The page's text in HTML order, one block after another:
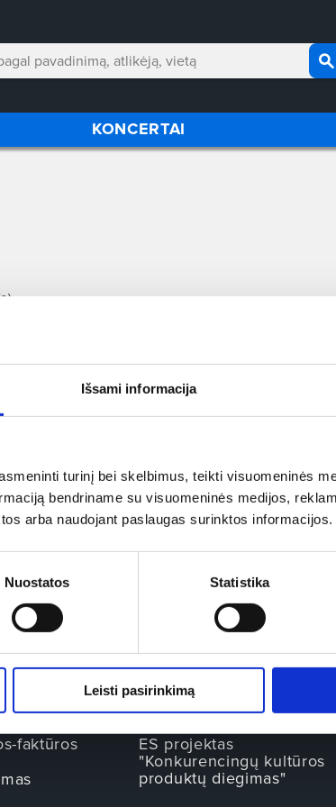
Išsami informacija
turinį bei skelbimus, teikti visuomeninės
bendriname su visuomeninės medijos,
arba naudojant paslaugas surinktos informacijos.
Nuostatos Statistika
Leisti pasirinkimą
KONCERTAI
)
sąskaitos-faktūros už įsigytus bilietus.
IR
SĄSKAITOS
faktūros
INFORMACIJA
ES projektas
"e.komercijos modelio
diegimas"
ES projektas
"Konkurencingų kultūros
produktų diegimas"